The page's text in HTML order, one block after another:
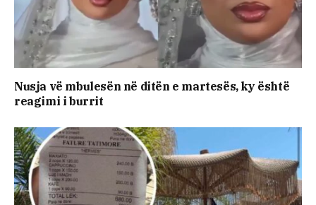
Nusja vë mbulesën në ditën e martesës, ky është
reagimi i burrit